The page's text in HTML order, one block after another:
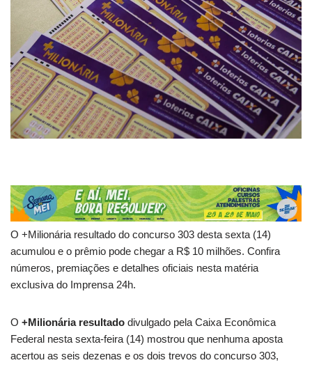
O +Milionária resultado do concurso 303 desta sexta (14)
acumulou e o prêmio pode chegar a R$ 10 milhões. Confira
números, premiações e detalhes oficiais nesta matéria
exclusiva do Imprensa 24h.
O +Milionária resultado divulgado pela Caixa Econômica
Federal nesta sexta-feira (14) mostrou que nenhuma aposta
acertou as seis dezenas e os dois trevos do concurso 303,